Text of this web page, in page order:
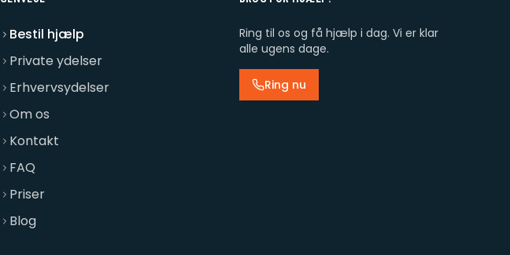
Bestil hjælp
Private ydelser
Erhvervsydelser
Om os
Kontakt
FAQ
Priser
Blog
Ring til os og få hjælp i dag. Vi er klar
alle ugens dage.
Ring nu